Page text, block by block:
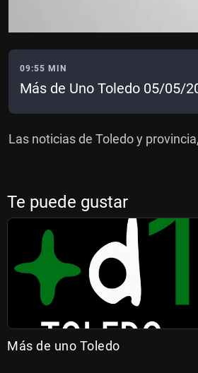
09:55 MIN
Más de Uno Toledo 05/05/
Las noticias de Toledo y
Te puede gustar
Más de uno Toledo